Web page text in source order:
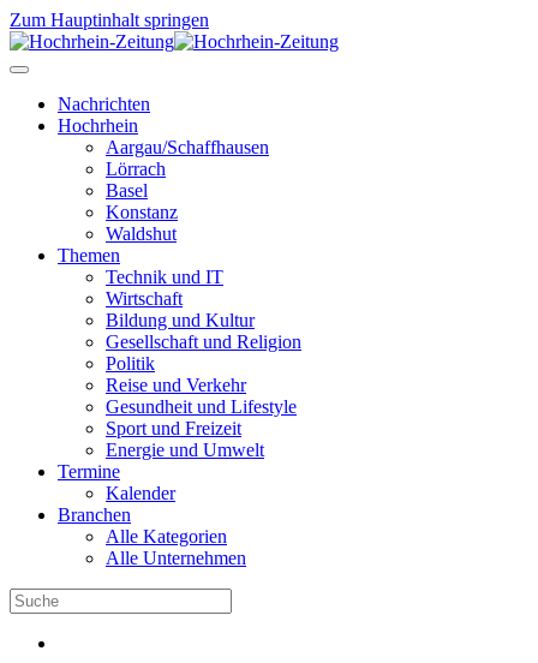
Zum Hauptinhalt springen
Nachrichten
Hochrhein
Aargau/Schaffhausen
Lörrach
Basel
Konstanz
Waldshut
Themen
Technik und IT
Wirtschaft
Bildung und Kultur
Gesellschaft und Religion
Politik
Reise und Verkehr
Gesundheit und Lifestyle
Sport und Freizeit
Energie und Umwelt
Termine
Kalender
Branchen
Alle Kategorien
Alle Unternehmen